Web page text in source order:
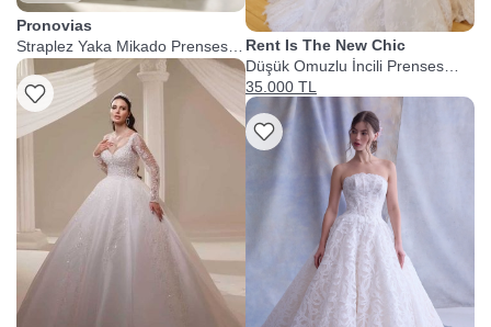
Pronovias
Straplez Yaka Mikado Prenses
Kesim Gelinlik
Rent Is The New Chic
Düşük Omuzlu İncili Prenses
Gelinlik
35.000 TL